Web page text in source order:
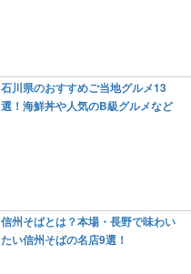
石川県のおすすめご当地グルメ13
選！海鮮丼や人気のB級グルメなど
信州そばとは？本場・長野で味わい
たい信州そばの名店9選！